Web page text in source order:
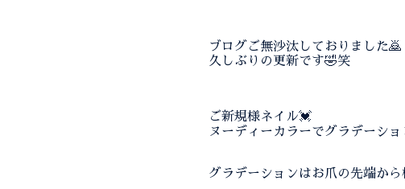
ブログご無沙汰しておりました🙇
久しぶりの更新です🤣笑
ご新規様ネイル💓
ヌーディーカラーでグラデーシ
グラデーションはお爪の先端か